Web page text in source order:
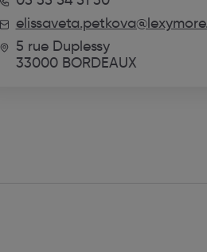
5 rue Duplessy
33000 BORDEAUX